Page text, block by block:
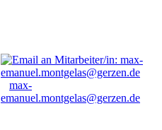
max-
emanuel.montgelas@gerzen.de